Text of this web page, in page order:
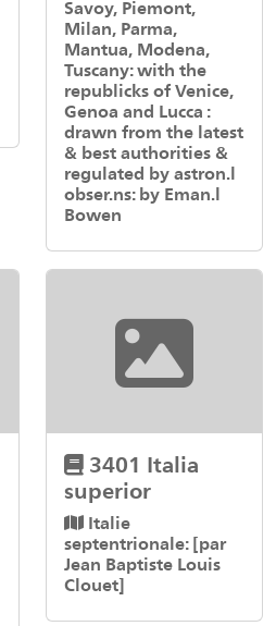
Savoy, Piemont,
Milan, Parma,
Mantua, Modena,
Tuscany: with the
republicks of Venice,
Genoa and Lucca :
drawn from the latest
& best authorities &
regulated by astron.l
obser.ns: by Eman.l
Bowen
3401 Italia
superior
Italie
septentrionale: [par
Jean Baptiste Louis
Clouet]